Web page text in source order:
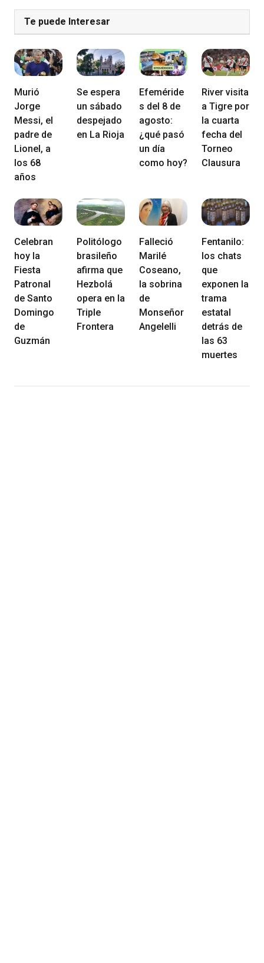
Te puede Interesar
Murió
Jorge
Messi, el
padre de
Lionel, a
los 68
años
Se espera
un sábado
despejado
en La Rioja
Efeméride
s del 8 de
agosto:
¿qué pasó
un día
como hoy?
River visita
a Tigre por
la cuarta
fecha del
Torneo
Clausura
Celebran
hoy la
Fiesta
Patronal
de Santo
Domingo
de
Guzmán
Politólogo
brasileño
afirma que
Hezbolá
opera en la
Triple
Frontera
Falleció
Marilé
Coseano,
la sobrina
de
Monseñor
Angelelli
Fentanilo:
los chats
que
exponen la
trama
estatal
detrás de
las 63
muertes